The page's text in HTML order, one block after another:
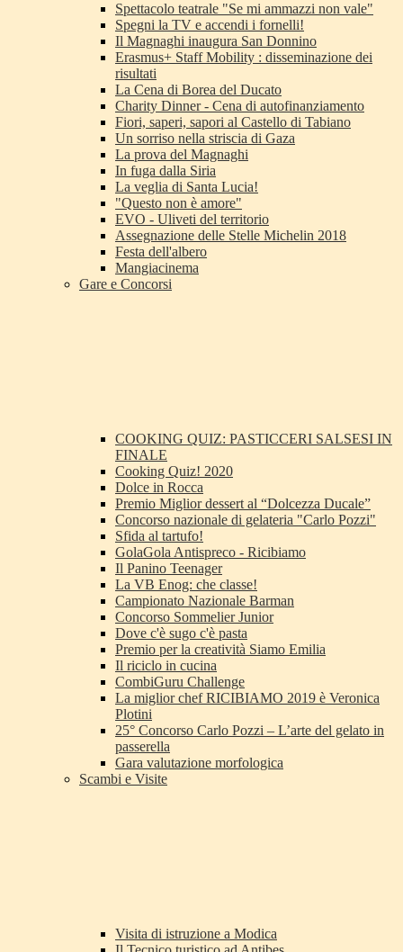
Spettacolo teatrale "Se mi ammazzi non vale"
Spegni la TV e accendi i fornelli!
Il Magnaghi inaugura San Donnino
Erasmus+ Staff Mobility : disseminazione dei
risultati
La Cena di Borea del Ducato
Charity Dinner - Cena di autofinanziamento
Fiori, saperi, sapori al Castello di Tabiano
Un sorriso nella striscia di Gaza
La prova del Magnaghi
In fuga dalla Siria
La veglia di Santa Lucia!
"Questo non è amore"
EVO - Uliveti del territorio
Assegnazione delle Stelle Michelin 2018
Festa dell'albero
Mangiacinema
Gare e Concorsi
COOKING QUIZ: PASTICCERI SALSESI IN
FINALE
Cooking Quiz! 2020
Dolce in Rocca
Premio Miglior dessert al “Dolcezza Ducale”
Concorso nazionale di gelateria "Carlo Pozzi"
Sfida al tartufo!
GolaGola Antispreco - Ricibiamo
Il Panino Teenager
La VB Enog: che classe!
Campionato Nazionale Barman
Concorso Sommelier Junior
Dove c'è sugo c'è pasta
Premio per la creatività Siamo Emilia
Il riciclo in cucina
CombiGuru Challenge
La miglior chef RICIBIAMO 2019 è Veronica
Plotini
25° Concorso Carlo Pozzi – L’arte del gelato in
passerella
Gara valutazione morfologica
Scambi e Visite
Visita di istruzione a Modica